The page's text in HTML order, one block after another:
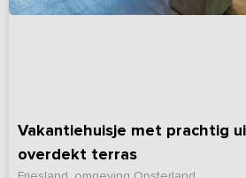
Vakantiehuisje met prachtig
overdekt terras